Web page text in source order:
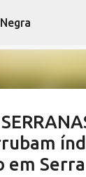
para o
em